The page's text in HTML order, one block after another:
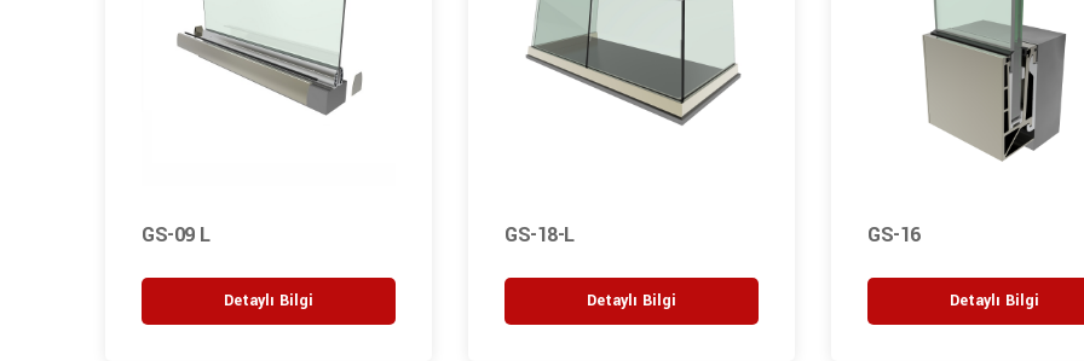
GS-09 L
Detaylı Bilgi
GS-18-L
Detaylı Bilgi
GS-16
Detaylı Bilgi